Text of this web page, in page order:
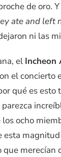
de oro.
ate and left
ni las
el Incheon
el concierto
qué es
ocho
esta
que